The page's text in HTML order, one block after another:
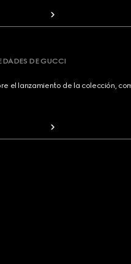
DE GUCCI
el lanzamiento de la colección,